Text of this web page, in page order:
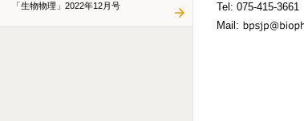
「生物物理」2022年12月号
Tel: 075-415-3661
Mail: